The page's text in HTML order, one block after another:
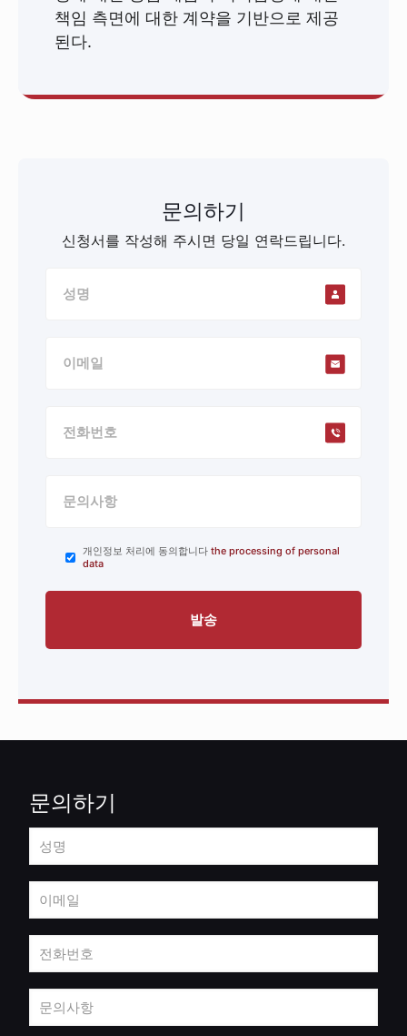
책임 측면에 대한 계약을 기반으로 제공
된다.
문의하기
신청서를 작성해 주시면 당일 연락드립니다.
개인정보 처리에 동의합니다the processing of personal
data
문의하기